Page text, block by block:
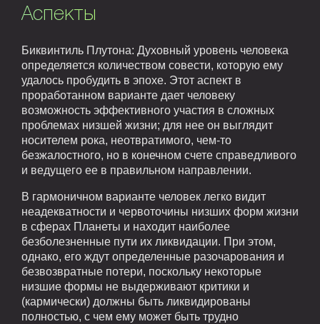
Аспекты
Биквинтиль Плутона: Духовный уровень человека
определяется количеством совести, которую ему
удалось пробудить в эпохе. Этот аспект в
проработанном варианте дает человеку
возможность эффективного участия в сложных
проблемах низшей жизни; для нее он выглядит
носителем рока, неотвратимого, чем-то
безжалостного, но в конечном счете справедливого
и ведущего ее в правильном направлении.
В гармоничном варианте человек легко видит
неадекватности и червоточины низших форм жизни
в сферах Планеты и находит наиболее
безболезненные пути их ликвидации. При этом,
однако, его ждут определенные разочарования и
безвозвратные потери, поскольку некоторые
низшие формы не выдерживают критики и
(кармически) должны быть ликвидированы
полностью, с чем ему может быть трудно